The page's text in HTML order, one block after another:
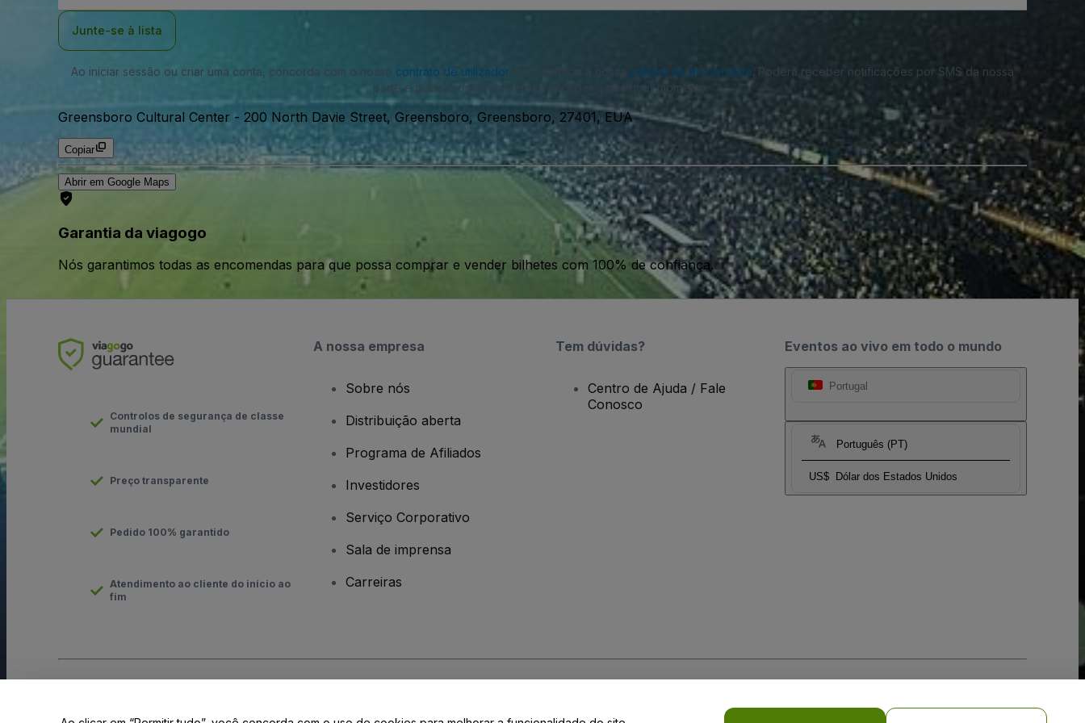
Junte-se à lista
Ao iniciar sessão ou criar uma conta, concorda com o nosso contrato de utilizador política de privacidade . Poderá receber notificações por SMS da nossa
parte e poderá optar por não as receber a qualquer momento.
Greensboro Cultural Center - 200 North Davie Street, Greensboro, Greensboro, 27401, EUA
Copiar
Abrir em Google Maps
Garantia da viagogo
Nós garantimos todas as encomendas para que possa comprar e vender bilhetes com 100% de confiança.
Eventos ao vivo em todo o mundo
Portugal
Português (PT)
US$ Dólar dos Estados Unidos
Controlos de segurança de classe
mundial
Preço transparente
Pedido 100% garantido
Atendimento ao cliente do início ao
fim
A nossa empresa
Sobre nós
Distribuição aberta
Programa de Afiliados
Investidores
Serviço Corporativo
Sala de imprensa
Carreiras
Tem dúvidas?
Centro de Ajuda / Fale
Conosco